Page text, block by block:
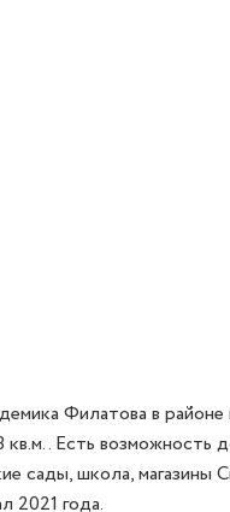
Филатова в
Есть возможность
сады, школа, магазины
2021 года.